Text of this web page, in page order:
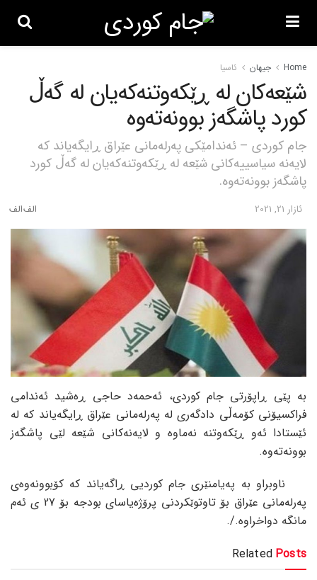
Home جیهان ئاسیا
شێعەکان لە ڕێکەوتنەکەیان لە گەڵ
کورد پاشگەز بوونەتەوە
جام کوردی – ئەندامێکی پەرلەمانی عێراق ڕایگەیاند کە
لایەنە سیاسییەکانی شێعە لە ڕێکەوتنەکەیان لە گەڵ کورد
پاشگەز بوونەتەوە.
ئازار 21, 2021
بە پێی ڕاپۆرتی جام کوردی، ئەحمەد حاجی ڕەشید ئەندامی
فراکسیۆنی کۆمەڵی دادگەری لە پەرلەمانی عێراق ڕایگەیاند کە لە
ئێستادا ئەو ڕێکەوتنە نەماوە و لایەنەکانی شێعە لێی پاشگەز
بوونەتەوە.
ناوبراو بە پەیامنێری جام کوردیی ڕاگەیاند کە کۆبوونەوەی
پەرلەمانی عێراق بۆ تاوتوێکردنی پرۆژەیاسای بودجە بۆ 27 ی ئەم
مانگە دواخراوە./.
Related Posts